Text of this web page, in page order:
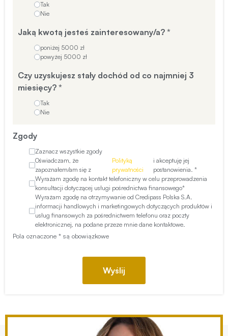
Tak
Nie
Jaką kwotą jesteś zainteresowany/a? *
poniżej 5000 zł
powyżej 5000 zł
Czy uzyskujesz stały dochód od co najmniej 3
miesięcy? *
Tak
Nie
Zgody
Zaznacz wszystkie zgody
Oświadczam, że
zapoznałem/am się z
Polityką
prywatności
i akceptuję jej
postanowienia. *
Wyrażam zgodę na kontakt telefoniczny w celu przeprowadzenia
konsultacji dotyczącej usługi pośrednictwa finansowego*
Wyrażam zgodę na otrzymywanie od Credipass Polska S.A.
informacji handlowych i marketingowych dotyczących produktów i
usług finansowych za pośrednictwem telefonu oraz poczty
elektronicznej, na podane przeze mnie dane kontaktowe.
Pola oznaczone * są obowiązkowe
Wyślij